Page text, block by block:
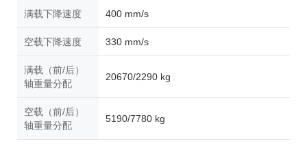
满载下降速度 400 mm/s
空载下降速度 330 mm/s
满载（前/后）
轴重量分配
20670/2290 kg
空载（前/后）
轴重量分配
5190/7780 kg